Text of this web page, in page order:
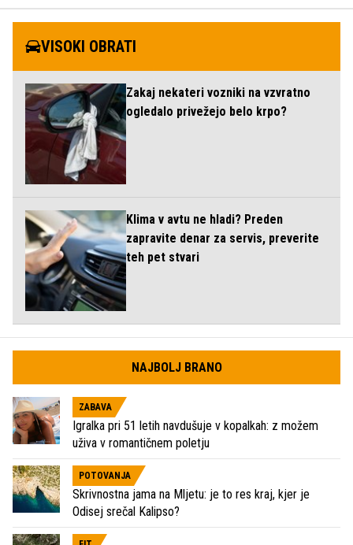
VISOKI OBRATI
Zakaj nekateri vozniki na vzvratno
ogledalo privežejo belo krpo?
Klima v avtu ne hladi? Preden
zapravite denar za servis, preverite
teh pet stvari
NAJBOLJ BRANO
ZABAVA
Igralka pri 51 letih navdušuje v kopalkah: z možem
uživa v romantičnem poletju
POTOVANJA
Skrivnostna jama na Mljetu: je to res kraj, kjer je
Odisej srečal Kalipso?